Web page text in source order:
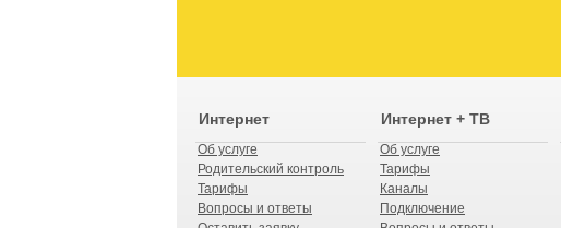
Интернет
Об услуге
Родительский контроль
Тарифы
Вопросы и ответы
Интернет + ТВ
Об услуге
Тарифы
Каналы
Подключение